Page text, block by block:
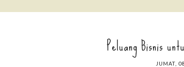
Peluang Bisnis
JUMAT,